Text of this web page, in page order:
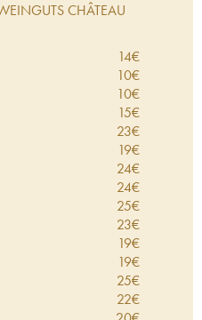
von Doisy-
mit der Vinifikation auf
CHÂTEAU
14€
10€
10€
15€
23€
19€
24€
24€
25€
23€
19€
19€
25€
22€